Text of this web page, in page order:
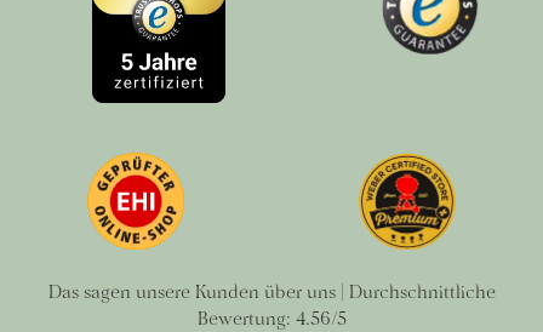
Das sagen unsere Kunden über uns | Durchschnittliche
Bewertung: 4.56/5